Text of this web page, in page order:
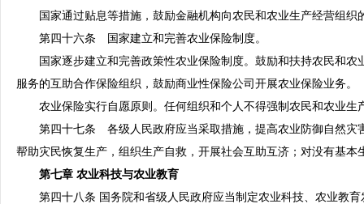
国家通过贴息等措施，鼓励金融机构向农民和农业生产经营组织
第四十六条 国家建立和完善农业保险制度。
国家逐步建立和完善政策性农业保险制度。鼓励和扶持农民和农
服务的互助合作保险组织，鼓励商业性保险公司开展农业保险业务。
农业保险实行自愿原则。任何组织和个人不得强制农民和农业生
第四十七条 各级人民政府应当采取措施，提高农业防御自然灾
帮助灾民恢复生产，组织生产自救，开展社会互助互济；对没有基本
第七章 农业科技与农业教育
第四十八条 国务院和省级人民政府应当制定农业科技、农业教育